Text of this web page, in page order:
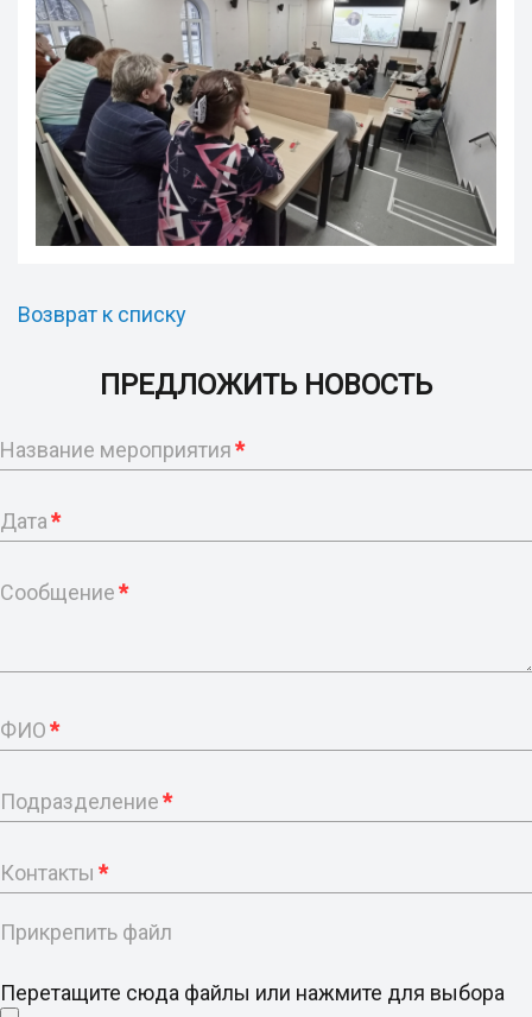
Возврат к списку
ПРЕДЛОЖИТЬ НОВОСТЬ
Название мероприятия*
Дата*
Сообщение*
ФИО*
Подразделение*
Контакты *
Прикрепить файл
Перетащите сюда файлы или нажмите для выбора